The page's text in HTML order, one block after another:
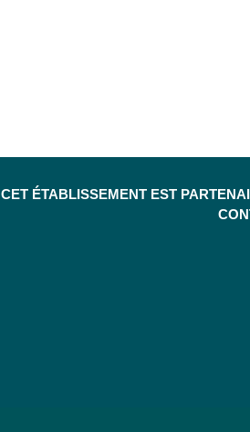
CET ÉTABLISSEMENT EST